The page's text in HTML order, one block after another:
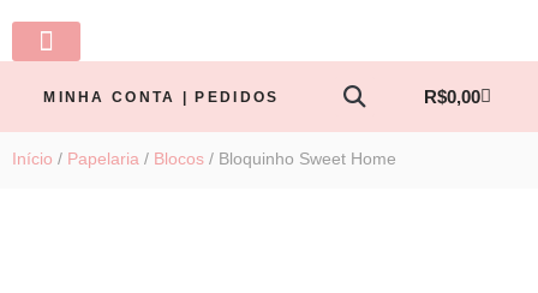
MINHA CONTA | PEDIDOS R$0,00
Início / Papelaria / Blocos / Bloquinho Sweet Home